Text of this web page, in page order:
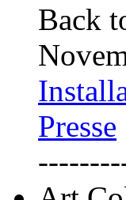
Back
Presse